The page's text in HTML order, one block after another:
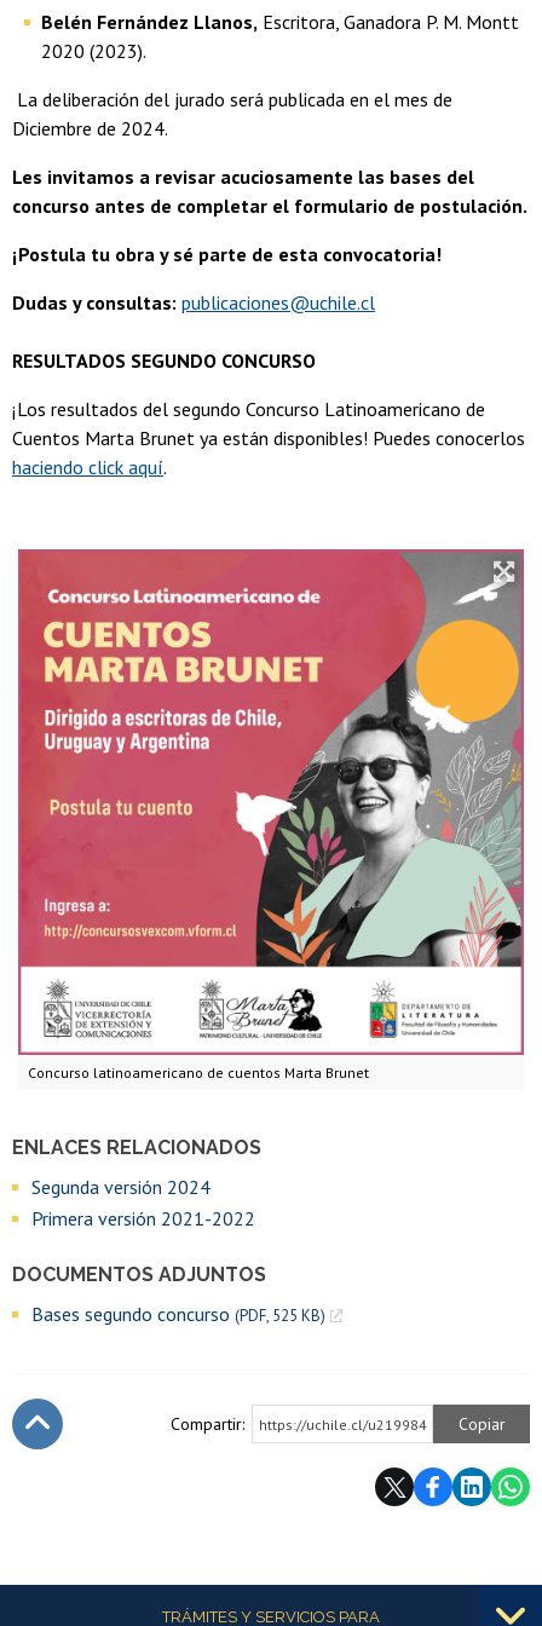
Concurso latinoamericano de cuentos Marta Brunet
ENLACES RELACIONADOS
Segunda versión 2024
Primera versión 2021-2022
DOCUMENTOS ADJUNTOS
Bases segundo concurso (PDF, 525 KB)
Belén Fernández Llanos, Escritora, Ganadora P. M. Montt
2020 (2023).
La deliberación del jurado será publicada en el mes de
Diciembre de 2024.
Les invitamos a revisar acuciosamente las bases del
concurso antes de completar el formulario de postulación.
¡Postula tu obra y sé parte de esta convocatoria!
Dudas y consultas: publicaciones@uchile.cl
RESULTADOS SEGUNDO CONCURSO
¡Los resultados del segundo Concurso Latinoamericano de
Cuentos Marta Brunet ya están disponibles! Puedes conocerlos
haciendo click aquí.
Compartir: https://uchile.cl/u219984 Copiar
Más informaciónTRÁMITES Y SERVICIOS PARA